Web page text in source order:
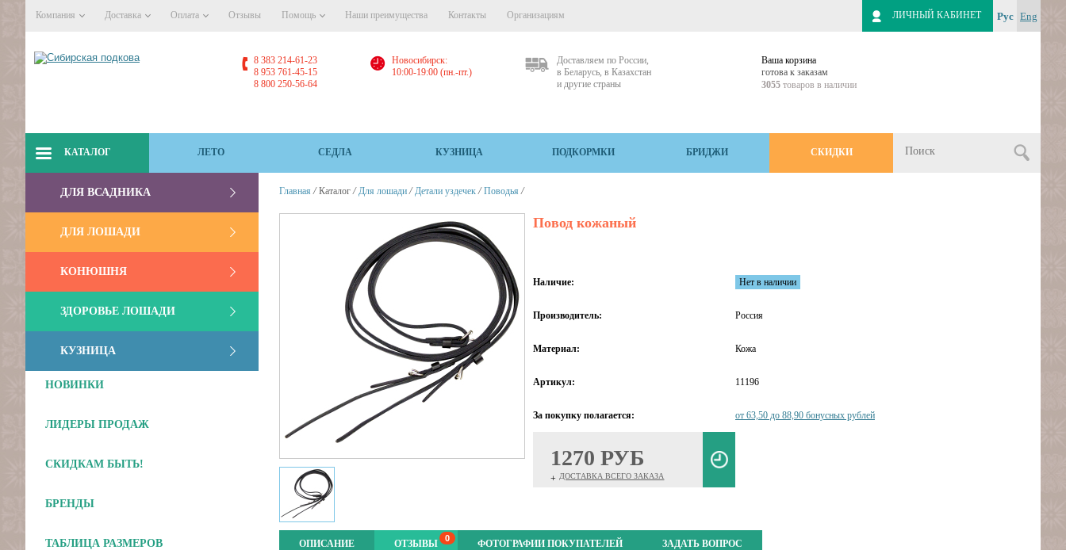
Компания Доставка Оплата Отзывы Помощь Наши преимущества Контакты Организациям Рус Eng
ЛИЧНЫЙ КАБИНЕТ
8 383 214-61-23
8 953 761-45-15
8 800 250-56-64
Новосибирск:
10:00-19:00 (пн.-пт.)
Доставляем по России,
в Беларусь, в Казахстан
и другие страны
Ваша корзина
готова к заказам
3055 товаров в наличии
КАТАЛОГ ЛЕТО СЕДЛА КУЗНИЦА ПОДКОРМКИ БРИДЖИ СКИДКИ
ДЛЯ ВСАДНИКА
ДЛЯ ЛОШАДИ
КОНЮШНЯ
ЗДОРОВЬЕ ЛОШАДИ
КУЗНИЦА
НОВИНКИ
ЛИДЕРЫ ПРОДАЖ
СКИДКАМ БЫТЬ!
БРЕНДЫ
ТАБЛИЦА РАЗМЕРОВ
Главная / Каталог / Для лошади / Детали уздечек / Поводья /
Повод кожаный
Наличие: Нет в наличии
Производитель: Россия
Материал: Кожа
Артикул: 11196
За покупку полагается: от 63,50 до 88,90 бонусных рублей
1270 РУБ
+ ДОСТАВКА ВСЕГО ЗАКАЗА
ОПИСАНИЕ ОТЗЫВЫ 0 ФОТОГРАФИИ ПОКУПАТЕЛЕЙ ЗАДАТЬ ВОПРОС